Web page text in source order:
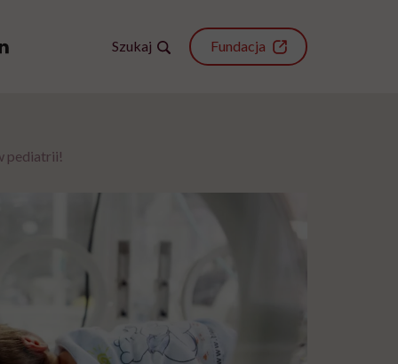
Szukaj Fundacja
pediatrii!